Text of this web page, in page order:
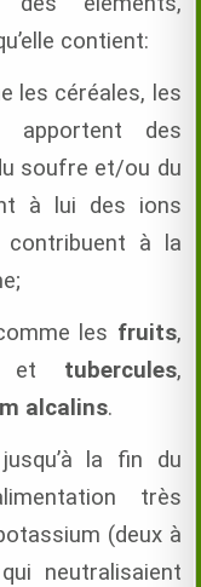
contient:
les céréales, les
apportent des
soufre et/ou du
à lui des ions
contribuent à la
les fruits,
et tubercules,
alcalins.
la fin du
très
(deux à
neutralisaient